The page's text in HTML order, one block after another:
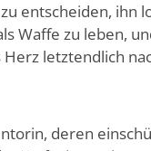
entscheiden, ihn
Waffe zu leben,
letztendlich
deren